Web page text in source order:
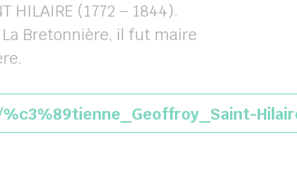
HILAIRE (1772 – 1844).
Bretonnière, il fut maire